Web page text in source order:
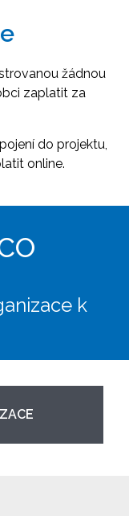
žádnou
zaplatit za
do projektu,
online.
k